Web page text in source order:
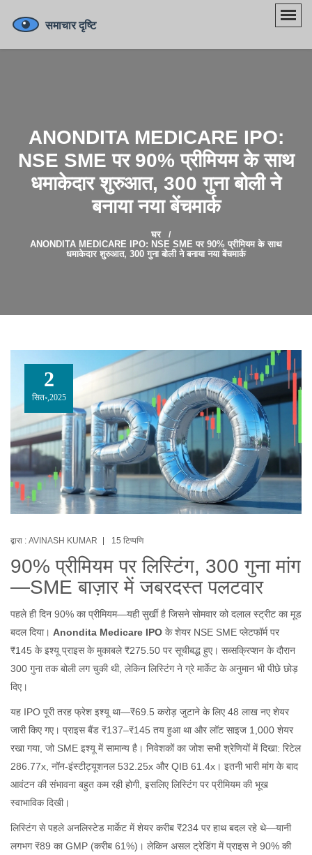
ANONDITA MEDICARE IPO:
NSE SME पर 90% प्रीमियम के साथ
धमाकेदार शुरुआत, 300 गुना बोली ने
बनाया नया बेंचमार्क
घर
ANONDITA MEDICARE IPO: NSE SME पर 90% प्रीमियम के साथ
धमाकेदार शुरुआत, 300 गुना बोली ने बनाया नया बेंचमार्क
2
सित॰,2025
द्वारा : AVINASH KUMAR 15 टिप्पणि
90% प्रीमियम पर लिस्टिंग, 300 गुना मांग
—SME बाज़ार में जबरदस्त पलटवार
पहले ही दिन 90% का प्रीमियम—यही सुर्खी है जिसने सोमवार को दलाल स्ट्रीट का मूड
बदल दिया। Anondita Medicare IPO के शेयर NSE SME प्लेटफॉर्म पर
₹145 के इश्यू प्राइस के मुकाबले ₹275.50 पर सूचीबद्ध हुए। सब्सक्रिप्शन के दौरान
300 गुना तक बोली लग चुकी थी, लेकिन लिस्टिंग ने ग्रे मार्केट के अनुमान भी पीछे छोड़
दिए।
यह IPO पूरी तरह फ्रेश इश्यू था—₹69.5 करोड़ जुटाने के लिए 48 लाख नए शेयर
जारी किए गए। प्राइस बैंड ₹137–₹145 तय हुआ था और लॉट साइज 1,000 शेयर
रखा गया, जो SME इश्यू में सामान्य है। निवेशकों का जोश सभी श्रेणियों में दिखा: रिटेल
286.77x, नॉन-इंस्टीट्यूशनल 532.25x और QIB 61.4x। इतनी भारी मांग के बाद
आवंटन की संभावना बहुत कम रही होगी, इसलिए लिस्टिंग पर प्रीमियम की भूख
स्वाभाविक दिखी।
लिस्टिंग से पहले अनलिस्टेड मार्केट में शेयर करीब ₹234 पर हाथ बदल रहे थे—यानी
लगभग ₹89 का GMP (करीब 61%)। लेकिन असल ट्रेडिंग में प्राइस ने 90% की